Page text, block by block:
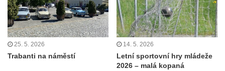
25. 5. 2026
Trabanti na náměstí
14. 5. 2026
Letní sportovní hry mládeže
2026 – malá kopaná